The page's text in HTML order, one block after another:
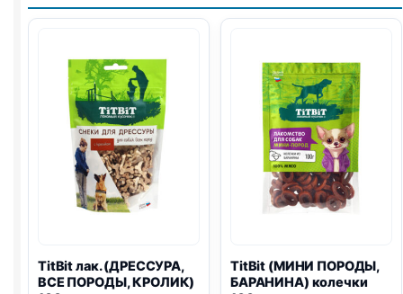
TitBit лак. (ДРЕССУРА,
ВСЕ ПОРОДЫ, КРОЛИК)
TitBit (МИНИ ПОРОДЫ,
БАРАНИНА) колечки